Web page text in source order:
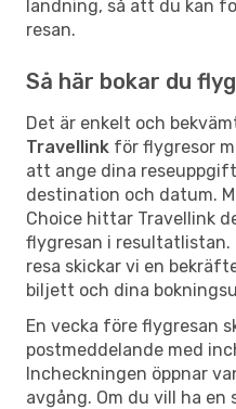
landning, så att du kan
resan.
Så här bokar du
Det är enkelt och
Travellink för flygresor
att ange dina
destination och datum.
Choice hittar Travellink
flygresan i
resa skickar vi en
biljett och dina
En vecka före flygresan
postmeddelande med
Incheckningen öppnar
avgång. Om du vill ha en